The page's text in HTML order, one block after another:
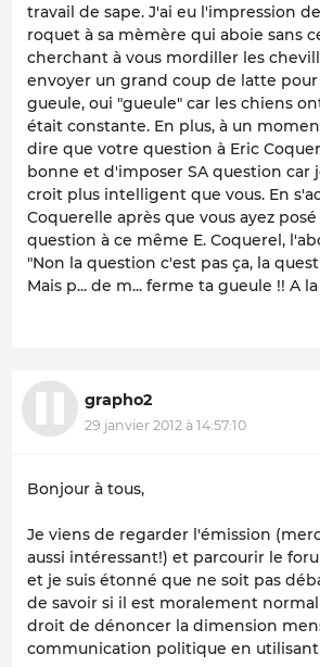
travail de sape. J'ai eu l'impression
roquet à sa mèmère qui aboie sans
cherchant à vous mordiller les
envoyer un grand coup de latte
gueule, oui "gueule" car les chiens
était constante. En plus, à un
dire que votre question à Eric
bonne et d'imposer SA question car
croit plus intelligent que vous. En
Coquerelle après que vous ayez
question à ce même E. Coquerel,
"Non la question c'est pas ça, la
Mais p... de m... ferme ta gueule !! A
grapho2
29 janvier 2012 à 14:57:10
Bonjour à tous,
Je viens de regarder l'émission
aussi intéressant!) et parcourir le
et je suis étonné que ne soit pas
de savoir si il est moralement
droit de dénoncer la dimension
communication politique en